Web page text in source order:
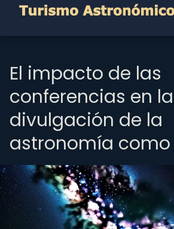
El impacto de las
conferencias en la
divulgación de la
astronomía